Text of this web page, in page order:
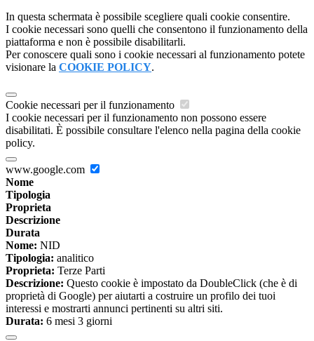
In questa schermata è possibile scegliere quali cookie consentire.
I cookie necessari sono quelli che consentono il funzionamento della
piattaforma e non è possibile disabilitarli.
Per conoscere quali sono i cookie necessari al funzionamento potete
visionare la COOKIE POLICY.
Cookie necessari per il funzionamento
I cookie necessari per il funzionamento non possono essere
disabilitati. È possibile consultare l'elenco nella pagina della cookie
policy.
www.google.com
Nome
Tipologia
Proprieta
Descrizione
Durata
Nome: NID
Tipologia: analitico
Proprieta: Terze Parti
Descrizione: Questo cookie è impostato da DoubleClick (che è di
proprietà di Google) per aiutarti a costruire un profilo dei tuoi
interessi e mostrarti annunci pertinenti su altri siti.
Durata: 6 mesi 3 giorni